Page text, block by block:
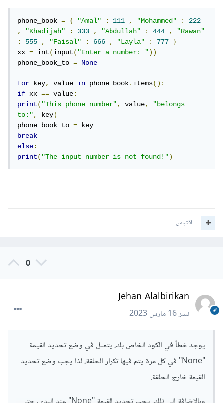
phone_book = { "Amal" : 111 , "Mohammed" :
222
,
"Khadijah" : 333 , "Abdullah" : 444 ,
"Rawan"
:
555 , "Faisal" : 666 , "Layla" : 777
}
xx = int(input("Enter a number: "))
phone_book_to = None
for key, value in phone_book.items():
if xx == value:
print("This phone number", value,
"belongs
to:", key)
phone_book_to =
break
else:
print("The input number is not found!")
اقتباس
0
Jehan Alalbirikan
نشر16 مارس 2023
يوجد خطأ في الكود الخاص بك، يتمثل في وضع تحديد القيمة
"None" في كل مرة يتم فيها تكرار الحلقة، لذا يجب وضع تحديد
القيمة خارج الحلقة.